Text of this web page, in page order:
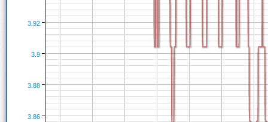
3.9
3.86
3.88
3.92